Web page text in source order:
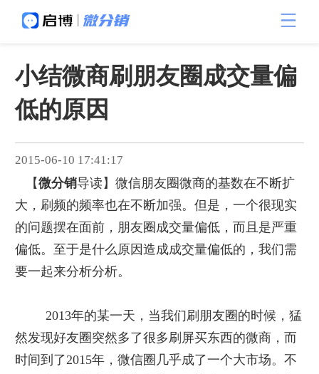
小结微商刷朋友圈成交量偏
低的原因
2015-06-10 17:41:17
【微分销导读】微信朋友圈微商的基数在不断扩
大，刷频的频率也在不断加强。但是，一个很现实
的问题摆在面前，朋友圈成交量偏低，而且是严重
偏低。至于是什么原因造成成交量偏低的，我们需
要一起来分析分析。
2013年的某一天，当我们刷朋友圈的时候，猛
然发现好友圈突然多了很多刷屏买东西的微商，而
时间到了2015年，微信圈几乎成了一个大市场。不